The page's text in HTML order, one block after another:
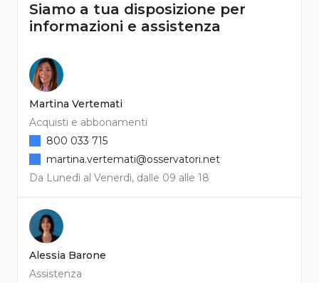
Siamo a tua disposizione per
informazioni e assistenza
Martina Vertemati
Acquisti e abbonamenti
Da Lunedì al Venerdì, dalle 09 alle 18
800 033 715
martina.vertemati@osservatori.net
Alessia Barone
Assistenza